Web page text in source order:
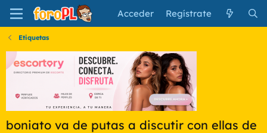
Acceder Regístrate
Etiquetas
boniato va de putas a discutir con ellas de